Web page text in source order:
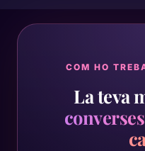
COM HO
La teva